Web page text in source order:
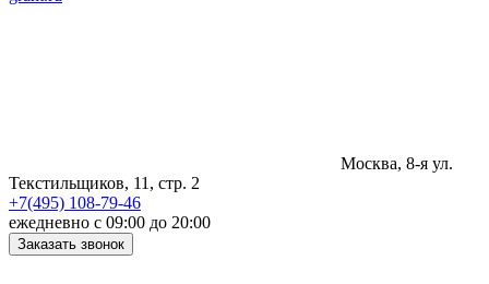
Москва, 8-я ул.
Текстильщиков, 11, стр. 2
+7(495) 108-79-46
ежедневно с 09:00 до 20:00
Заказать звонок